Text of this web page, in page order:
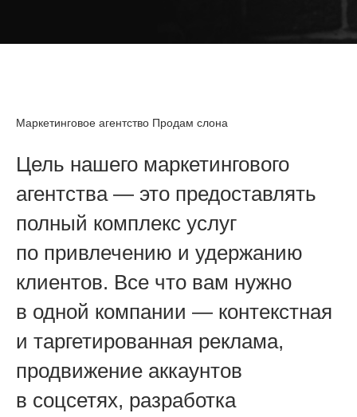
Маркетинговое агентство Продам слона
Цель нашего маркетингового
агентства — это предоставлять
полный комплекс услуг
по привлечению и удержанию
клиентов. Все что вам нужно
в одной компании — контекстная
и таргетированная реклама,
продвижение аккаунтов
в соцсетях, разработка